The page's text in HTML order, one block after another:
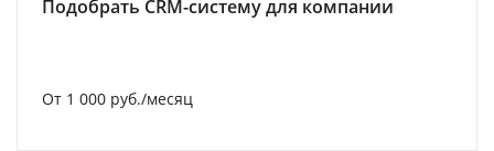
Подобрать CRM-систему для компании
От 1 000 руб./месяц